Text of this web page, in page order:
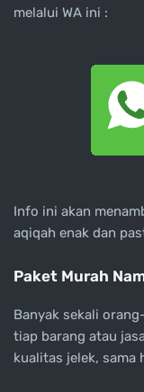
melalui WA ini :
Info ini akan
aqiqah enak dan
Paket Murah
Banyak sekali
tiap barang atau
kualitas jelek, sama